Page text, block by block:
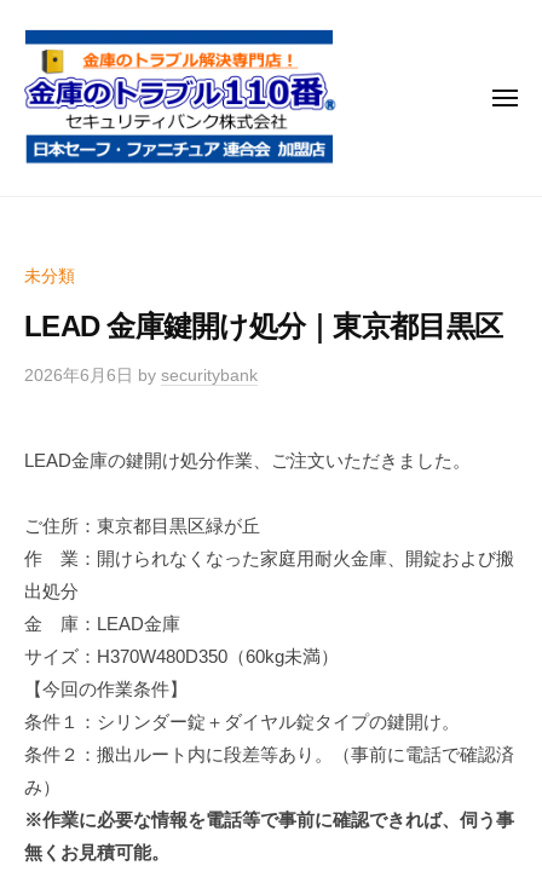
の
ラ
ブ
1
番
開
け
処
移
・
修
理
等
の
専
メ
未分類
LEAD 金庫鍵開け処分｜東京都目黒区
2026年6月6日 by securitybank
LEAD金庫の鍵開け処分作業、ご注文いただきました。
ご住所：東京都目黒区緑が丘
作 業：開けられなくなった家庭用耐火金庫、開錠および搬
出処分
金 庫：LEAD金庫
サイズ：H370W480D350（60kg未満）
【今回の作業条件】
条件１：シリンダー錠＋ダイヤル錠タイプの鍵開け。
条件２：搬出ルート内に段差等あり。（事前に電話で確認済
み）
※作業に必要な情報を電話等で事前に確認できれば、伺う事
無くお見積可能。
庫
の
ト
ラ
ブ
番